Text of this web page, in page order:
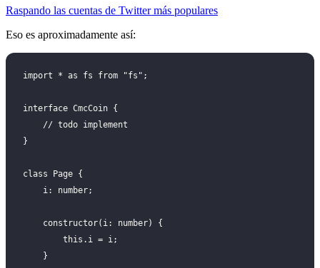
Raspando las cuentas de Twitter más populares
Eso es aproximadamente así:
import * as fs from "fs";
interface CmcCoin {
    // todo implement
}
class Page {
    i: number;
    constructor(i: number) {
        this.i = i;
    }